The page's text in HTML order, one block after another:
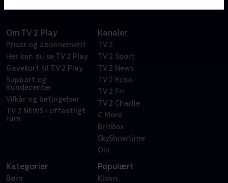
Om TV 2 Play
Priser og abonnement
Her kan du se TV 2 Play
Gavekort til TV 2 Play
Support og
Kundecenter
Vilkår og betingelser
TV 2 NEWS i offentligt
rum
Kanaler
TV 2
TV 2 Sport
TV 2 News
TV 2 Echo
TV 2 Fri
TV 2 Charlie
C More
BritBox
SkyShowtime
Oiii
Kategorier
Børn
Populært
Klovn